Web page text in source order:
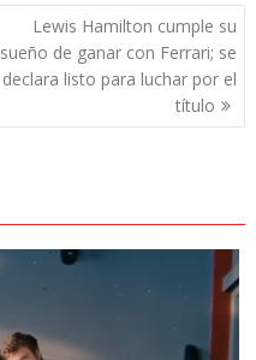
Lewis Hamilton cumple su
sueño de ganar con Ferrari; se
declara listo para luchar por el
título